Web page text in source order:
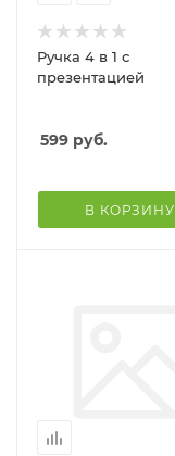
Ручка 4 в 1 с
презентацией
599 руб.
В КОРЗИНУ